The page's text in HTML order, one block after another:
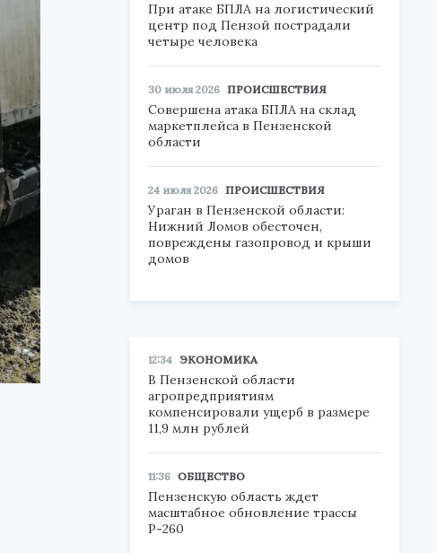
При атаке БПЛА на логистический
центр под Пензой пострадали
четыре человека
30 июля 2026 ПРОИСШЕСТВИЯ
Совершена атака БПЛА на склад
маркетплейса в Пензенской
области
24 июля 2026 ПРОИСШЕСТВИЯ
Ураган в Пензенской области:
Нижний Ломов обесточен,
повреждены газопровод и крыши
домов
12:34 ЭКОНОМИКА
В Пензенской области
агропредприятиям
компенсировали ущерб в размере
11,9 млн рублей
11:36 ОБЩЕСТВО
Пензенскую область ждет
масштабное обновление трассы
Р-260